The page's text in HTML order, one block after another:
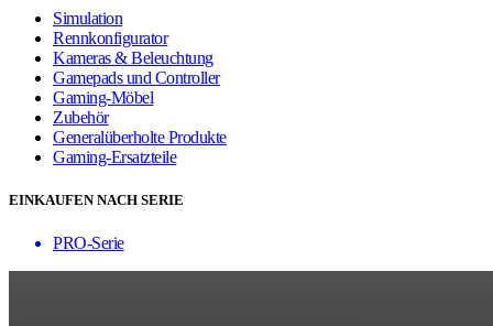
Simulation
Rennkonfigurator
Kameras & Beleuchtung
Gamepads und Controller
Gaming-Möbel
Zubehör
Generalüberholte Produkte
Gaming-Ersatzteile
EINKAUFEN NACH SERIE
PRO-Serie